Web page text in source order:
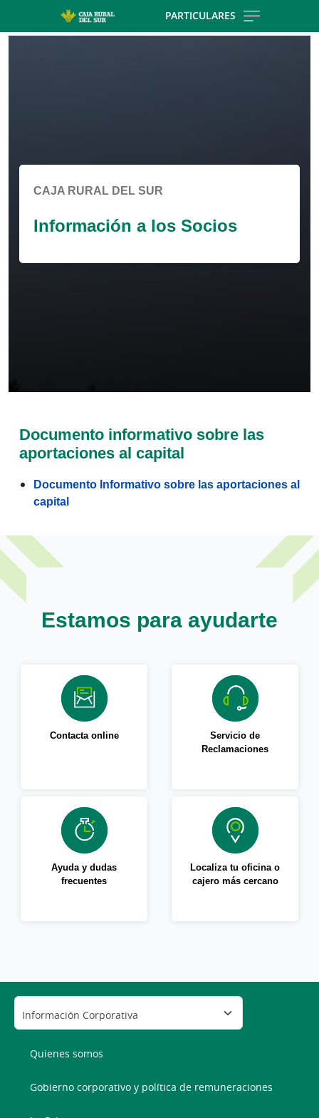
Skip to main contentt
PARTICULARES
CAJA RURAL DEL SUR
Información a los Socios
Documento informativo sobre las
aportaciones al capital
Documento Informativo sobre las aportaciones al
capital
Estamos para ayudarte
Contacta online
Servicio de
Reclamaciones
Ayuda y dudas
frecuentes
Localiza tu oficina o
cajero más cercano
Quienes somos
Gobierno corporativo y política de remuneraciones